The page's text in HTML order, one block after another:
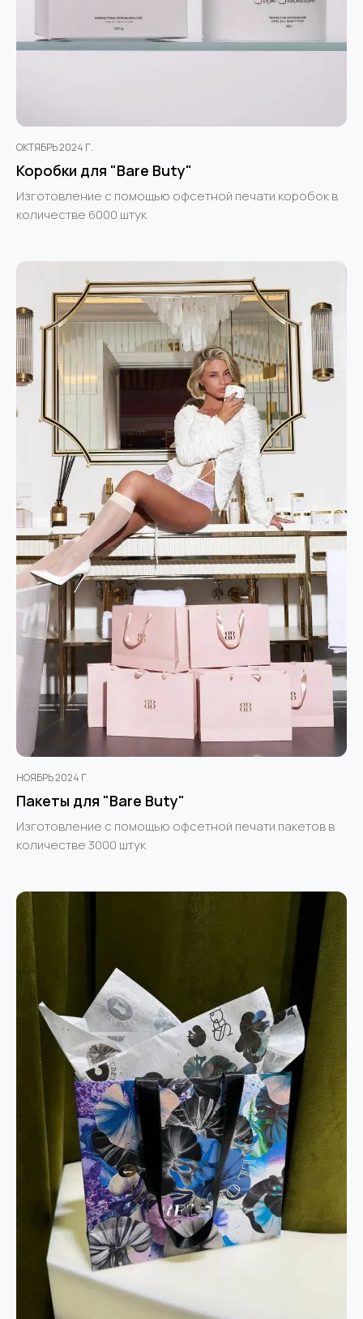
ОКТЯБРЬ 2024 Г.
Коробки для "Bare Buty"
Изготовление с помощью офсетной печати коробок в
количестве 6000 штук
НОЯБРЬ 2024 Г.
Пакеты для "Bare Buty"
Изготовление с помощью офсетной печати пакетов в
количестве 3000 штук